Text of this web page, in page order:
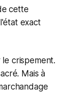
cette
exact
crispement.
Mais à